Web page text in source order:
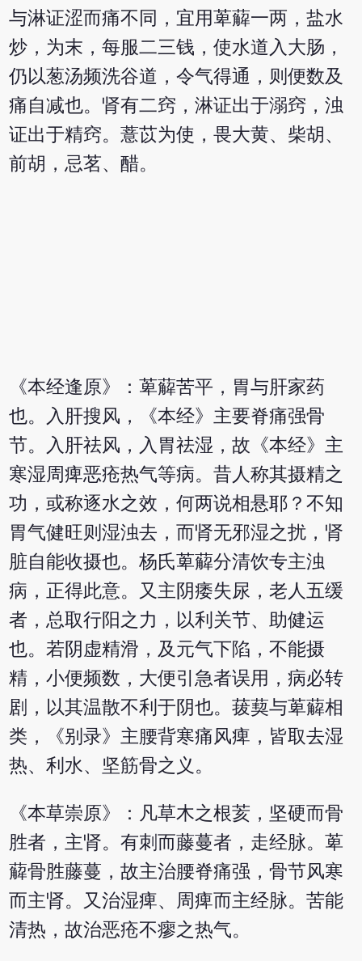
与淋证涩而痛不同，宜用萆薢一两，盐水
炒，为末，每服二三钱，使水道入大肠，
仍以葱汤频洗谷道，令气得通，则便数及
痛自减也。肾有二窍，淋证出于溺窍，浊
证出于精窍。薏苡为使，畏大黄、柴胡、
前胡，忌茗、醋。
《本经逢原》：萆薢苦平，胃与肝家药
也。入肝搜风，《本经》主要脊痛强骨
节。入肝祛风，入胃祛湿，故《本经》主
寒湿周痺恶疮热气等病。昔人称其摄精之
功，或称逐水之效，何两说相悬耶？不知
胃气健旺则湿浊去，而肾无邪湿之扰，肾
脏自能收摄也。杨氏萆薢分清饮专主浊
病，正得此意。又主阴痿失尿，老人五缓
者，总取行阳之力，以利关节、助健运
也。若阴虚精滑，及元气下陷，不能摄
精，小便频数，大便引急者误用，病必转
剧，以其温散不利于阴也。菝葜与萆薢相
类，《别录》主腰背寒痛风痺，皆取去湿
热、利水、坚筋骨之义。
《本草崇原》：凡草木之根荄，坚硬而骨
胜者，主肾。有刺而藤蔓者，走经脉。萆
薢骨胜藤蔓，故主治腰脊痛强，骨节风寒
而主肾。又治湿痺、周痺而主经脉。苦能
清热，故治恶疮不瘳之热气。